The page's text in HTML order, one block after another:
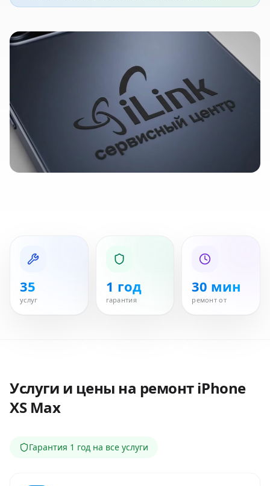
35
услуг
1 год
гарантия
30 мин
ремонт от
Услуги и цены на ремонтiPhone
XS Max
Гарантия 1 год на все услуги